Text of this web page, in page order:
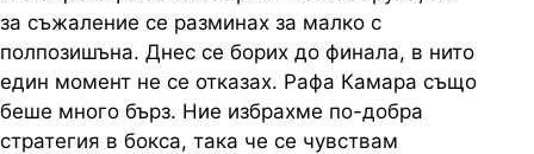
за съжаление се разминах за малко с
полпозишъна. Днес се борих до финала, в нито
един момент не се отказах. Рафа Камара също
беше много бърз. Ние избрахме по-добра
стратегия в бокса, така че се чувствам